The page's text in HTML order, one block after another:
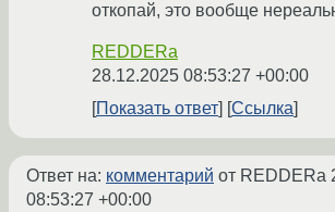
откопай, это вообще
REDDERa
28.12.2025 08:53:27 +00:00
Показать ответ
Ссылка
Ответ на: комментарий от REDDERa
08:53:27 +00:00